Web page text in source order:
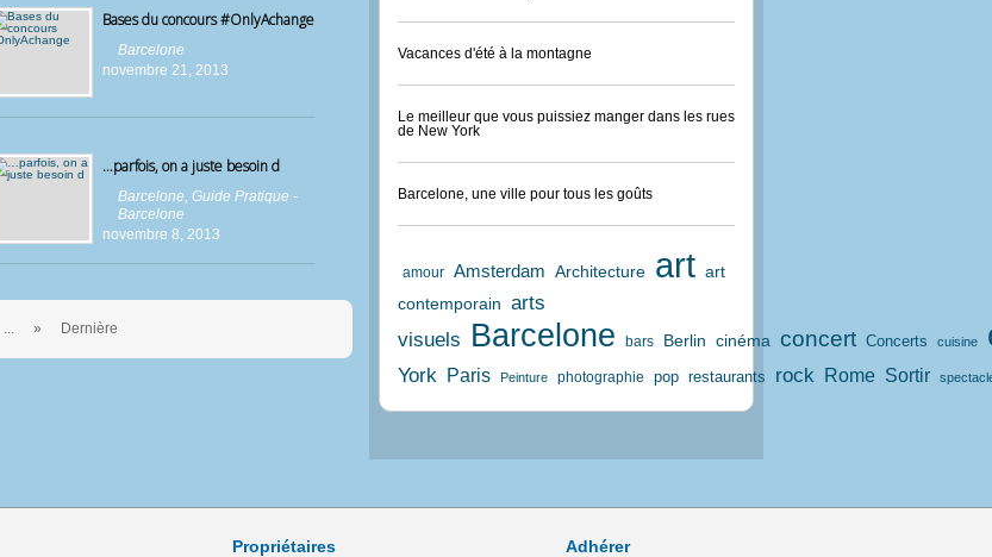
Bases du concours #OnlyAchange
Barcelone
novembre 21, 2013
…parfois, on a juste besoin d
Barcelone, Guide Pratique -
Barcelone
novembre 8, 2013
... » Dernière
Vacances d'été à la montagne
Le meilleur que vous puissiez manger dans les rues
de New York
Barcelone, une ville pour tous les goûts
amour Amsterdam Architecture art art
contemporain arts
visuels
Barcelone bars Berlin cinéma concert Concerts cuisine
York Paris Peinture photographie pop restaurants rock Rome Sortir
Propriétaires Adhérer